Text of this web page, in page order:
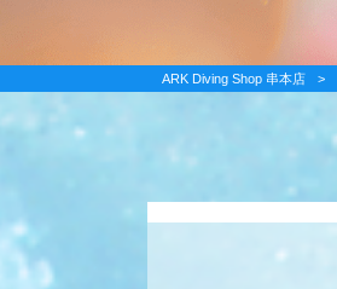
ARK Diving Shop 串本店 >